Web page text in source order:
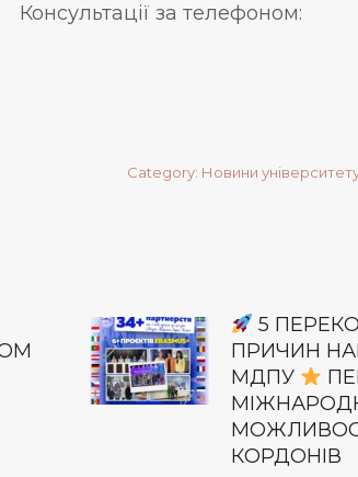
Консультації за телефоном:
Category: Новини
5
ПРИЧИН
МДПУ
КОРДОНІВ